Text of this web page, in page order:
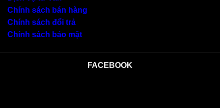
Chính sách bán hàng
Chính sách đổi trả
Chính sách bảo mật
FACEBOOK